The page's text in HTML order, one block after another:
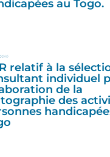
au Togo.
relatif à la
individuel
de la
des